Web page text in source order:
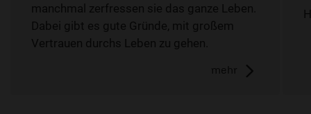
manchmal zerfressen sie das ganze Leben.
Dabei gibt es gute Gründe, mit großem
Vertrauen durchs Leben zu gehen.
mehr